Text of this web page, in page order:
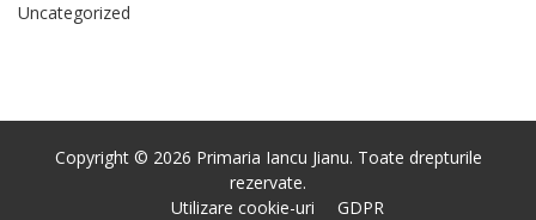
Uncategorized
Copyright © 2026 Primaria Iancu Jianu. Toate drepturile
rezervate.
Utilizare cookie-uri
GDPR